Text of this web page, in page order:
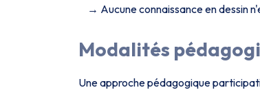
Aucune connaissance en dessin
Modalités
Une approche pédagogique